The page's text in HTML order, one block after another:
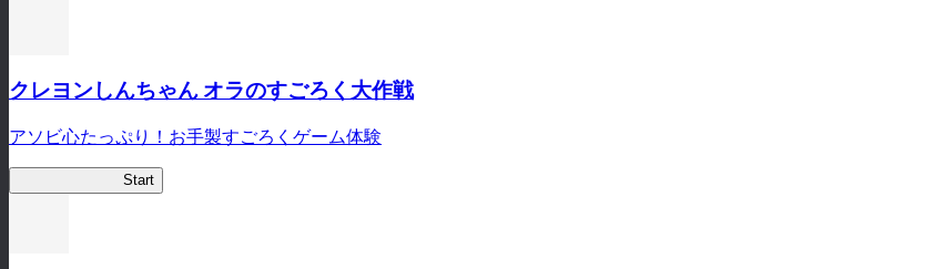
クレヨンしんちゃん オラのすごろく大作戦
アソビ心たっぷり！お手製すごろくゲーム体験
Start